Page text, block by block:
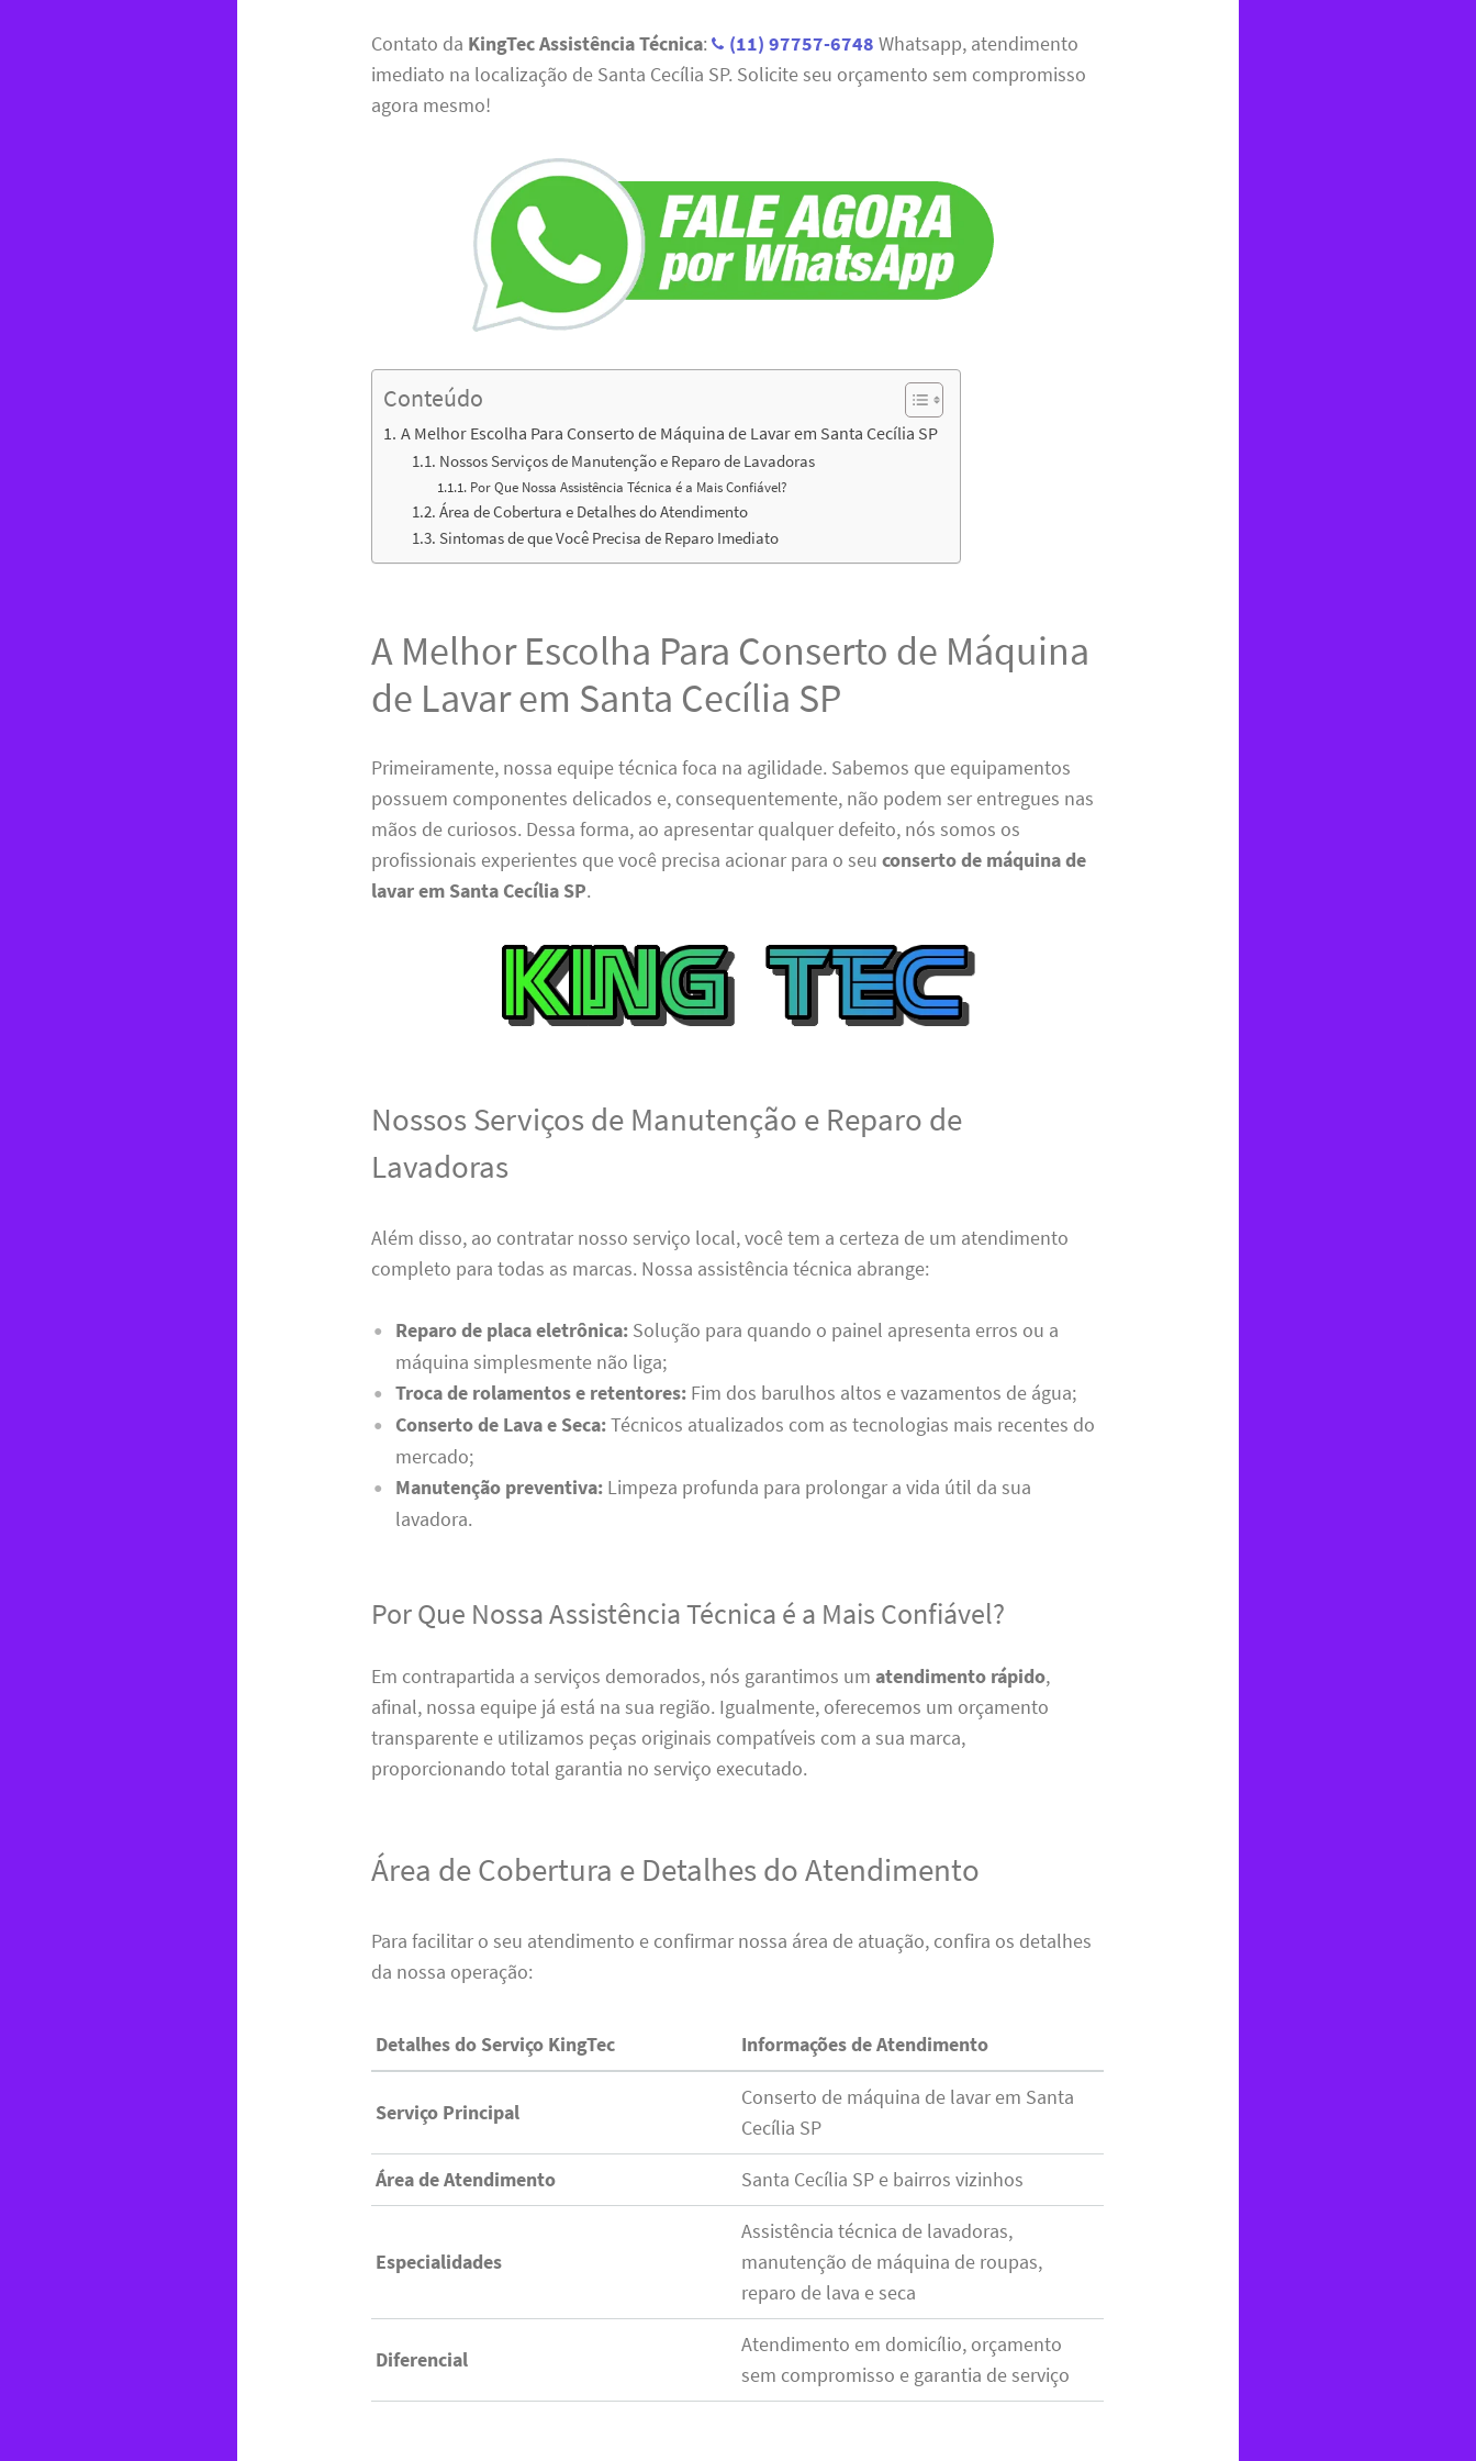
Contato da KingTec Assistência Técnica: (11) 97757-6748 Whatsapp, atendimento
imediato na localização de Santa Cecília SP. Solicite seu orçamento sem compromisso
agora mesmo!
Conteúdo
A Melhor Escolha Para Conserto de Máquina de Lavar em Santa Cecília SP
Nossos Serviços de Manutenção e Reparo de Lavadoras
Por Que Nossa Assistência Técnica é a Mais Confiável?
Área de Cobertura e Detalhes do Atendimento
Sintomas de que Você Precisa de Reparo Imediato
A Melhor Escolha Para Conserto de Máquina
de Lavar em Santa Cecília SP
Primeiramente, nossa equipe técnica foca na agilidade. Sabemos que equipamentos
possuem componentes delicados e, consequentemente, não podem ser entregues nas
mãos de curiosos. Dessa forma, ao apresentar qualquer defeito, nós somos os
profissionais experientes que você precisa acionar para o seuconserto de máquina de
lavar em Santa Cecília SP.
Nossos Serviços de Manutenção e Reparo de
Lavadoras
Além disso, ao contratar nosso serviço local, você tem a certeza de um atendimento
completo para todas as marcas. Nossa assistência técnica abrange:
Reparo de placa eletrônica:Solução para quando o painel apresenta erros ou a
máquina simplesmente não liga;
Troca de rolamentos e retentores:Fim dos barulhos altos e vazamentos de água;
Conserto de Lava e Seca:Técnicos atualizados com as tecnologias mais recentes do
mercado;
Manutenção preventiva:Limpeza profunda para prolongar a vida útil da sua
lavadora.
Por Que Nossa Assistência Técnica é a Mais Confiável?
Em contrapartida a serviços demorados, nós garantimos umatendimento rápido,
afinal, nossa equipe já está na sua região. Igualmente, oferecemos um orçamento
transparente e utilizamos peças originais compatíveis com a sua marca,
proporcionando total garantia no serviço executado.
Área de Cobertura e Detalhes do Atendimento
Para facilitar o seu atendimento e confirmar nossa área de atuação, confira os detalhes
da nossa operação:
Detalhes do Serviço KingTec Informações de Atendimento
Serviço Principal
Conserto de máquina de lavar em Santa
Cecília SP
Área de Atendimento Santa Cecília SP e bairros vizinhos
Especialidades
Assistência técnica de lavadoras,
manutenção de máquina de roupas,
reparo de lava e seca
Diferencial
Atendimento em domicílio, orçamento
sem compromisso e garantia de serviço